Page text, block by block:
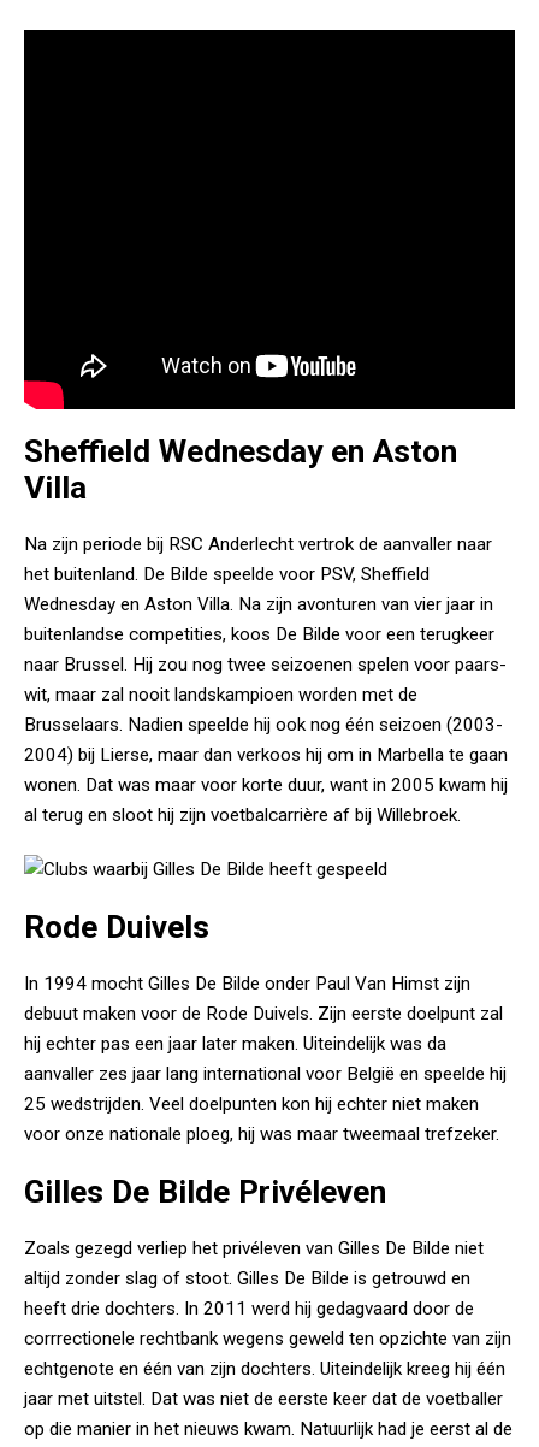
Sheffield Wednesday en Aston
Villa
Na zijn periode bij RSC Anderlecht vertrok de aanvaller naar
het buitenland. De Bilde speelde voor PSV, Sheffield
Wednesday en Aston Villa. Na zijn avonturen van vier jaar in
buitenlandse competities, koos De Bilde voor een terugkeer
naar Brussel. Hij zou nog twee seizoenen spelen voor paars-
wit, maar zal nooit landskampioen worden met de
Brusselaars. Nadien speelde hij ook nog één seizoen (2003-
2004) bij Lierse, maar dan verkoos hij om in Marbella te gaan
wonen. Dat was maar voor korte duur, want in 2005 kwam hij
al terug en sloot hij zijn voetbalcarrière af bij Willebroek.
Rode Duivels
In 1994 mocht Gilles De Bilde onder Paul Van Himst zijn
debuut maken voor de Rode Duivels. Zijn eerste doelpunt zal
hij echter pas een jaar later maken. Uiteindelijk was da
aanvaller zes jaar lang international voor België en speelde hij
25 wedstrijden. Veel doelpunten kon hij echter niet maken
voor onze nationale ploeg, hij was maar tweemaal trefzeker.
Gilles De Bilde Privéleven
Zoals gezegd verliep het privéleven van Gilles De Bilde niet
altijd zonder slag of stoot. Gilles De Bilde is getrouwd en
heeft drie dochters. In 2011 werd hij gedagvaard door de
corrrectionele rechtbank wegens geweld ten opzichte van zijn
echtgenote en één van zijn dochters. Uiteindelijk kreeg hij één
jaar met uitstel. Dat was niet de eerste keer dat de voetballer
op die manier in het nieuws kwam. Natuurlijk had je eerst al de